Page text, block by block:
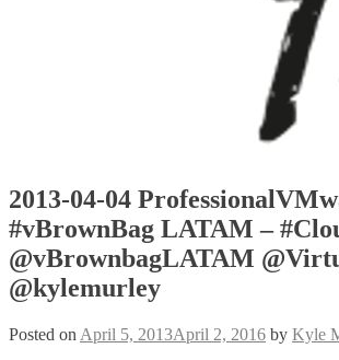
2013-04-04
#vBrownBag LATAM –
@vBrownbagLATAM
@kylemurley
Posted on April 5, 2013April 2, 2016 by Kyle